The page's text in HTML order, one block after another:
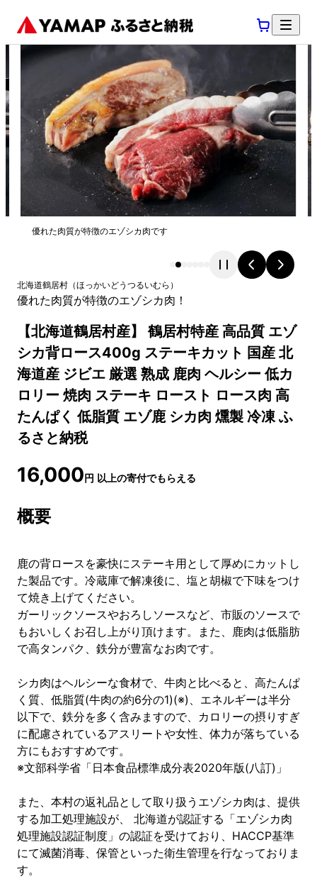
優れた肉質が特徴のエゾシカ肉です
北海道鶴居村 （ほっかいどう つるいむら ）
優れた肉質が特徴のエゾシカ肉！
【北海道鶴居村産】 鶴居村特産 高品質 エゾ
シカ背ロース400g ステーキカット 国産 北
海道産 ジビエ 厳選 熟成 鹿肉 ヘルシー 低カ
ロリー 焼肉 ステーキ ロースト ロース肉 高
たんぱく 低脂質 エゾ鹿 シカ肉 燻製 冷凍 ふ
るさと納税
16,000円 以上の寄付でもらえる
概要
鹿の背ロースを豪快にステーキ用として厚めにカットし
た製品です。冷蔵庫で解凍後に、塩と胡椒で下味をつけ
て焼き上げてください。
ガーリックソースやおろしソースなど、市販のソースで
もおいしくお召し上がり頂けます。また、鹿肉は低脂肪
で高タンパク、鉄分が豊富なお肉です。
シカ肉はヘルシーな食材で、牛肉と比べると、高たんぱ
く質、低脂質(牛肉の約6分の1)(※)、エネルギーは半分
以下で、鉄分を多く含みますので、カロリーの摂りすぎ
に配慮されているアスリートや女性、体力が落ちている
方にもおすすめです。
※文部科学省「日本食品標準成分表2020年版(八訂)」
また、本村の返礼品として取り扱うエゾシカ肉は、提供
する加工処理施設が、 北海道が認証する「エゾシカ肉
処理施設認証制度」の認証を受けており、HACCP基準
にて滅菌消毒、保管といった衛生管理を行なっておりま
す。